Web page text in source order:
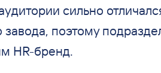
сильно
завода, поэтому
HR-бренд.